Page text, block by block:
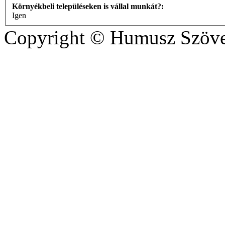
Környékbeli településeken is vállal munkát?:
Igen
Copyright © Humusz